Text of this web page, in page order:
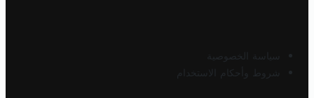
سياسة الخصوصية
شروط وأحكام الاستخدام